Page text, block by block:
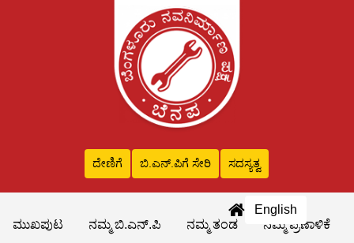
ದೇಣಿಗೆ ಬಿ.ಎನ್‌.ಪಿಗೆ ಸೇರಿ ಸದಸ್ಯತ್ವ
English
ಮುಖಪುಟ
ನಮ್ಮ ಬಿ.ಎನ್.ಪಿ ನಮ್ಮ ತಂಡ ನಮ್ಮ ಪ್ರಣಾಳಿಕೆ